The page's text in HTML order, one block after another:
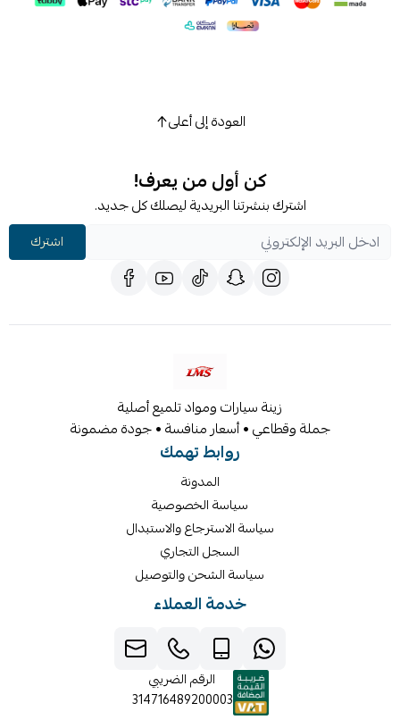
العودة إلى أعلى
كن أول من يعرف!
اشترك بنشرتنا البريدية ليصلك كل جديد.
اشترك
زينة سيارات ومواد تلميع أصلية
جملة وقطاعي • أسعار منافسة • جودة مضمونة
روابط تهمك
المدونة
سياسة الخصوصية
سياسة الاسترجاع والاستبدال
السجل التجاري
سياسة الشحن والتوصيل
خدمة العملاء
الرقم الضريبي
314716489200003